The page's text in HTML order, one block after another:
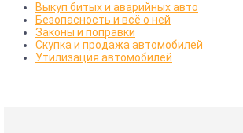
Выкуп битых и аварийных авто
Безопасность и всё о ней
Законы и поправки
Скупка и продажа автомобилей
Утилизация автомобилей